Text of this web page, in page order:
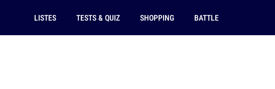
LISTES TESTS & QUIZ SHOPPING BATTLE